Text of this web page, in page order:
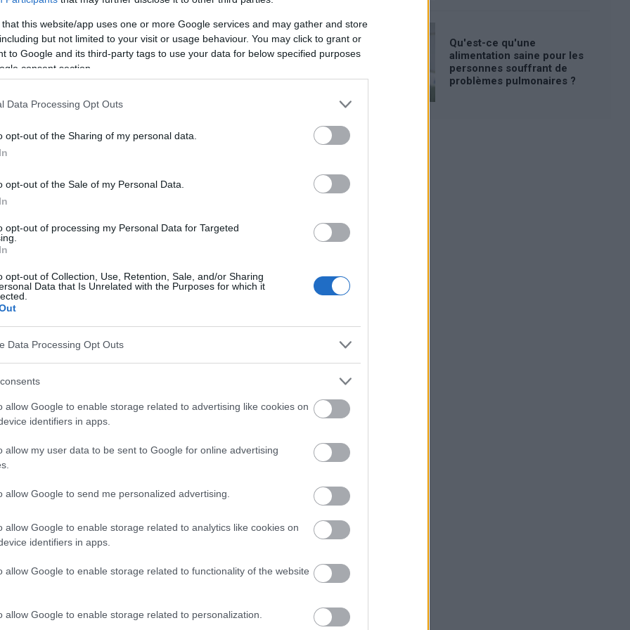
that this website/app uses one or more Google services and may gather and store
but not limited to your visit or usage behaviour. You may click to grant or
to Google and its third-party tags to use your data for below specified purposes
consent section.
Data Processing Opt Outs
opt-out of the Sharing of my personal data.
opt-out of the Sale of my Personal Data.
opt-out of processing my Personal Data for Targeted
opt-out of Collection, Use, Retention, Sale, and/or Sharing
Data that Is Unrelated with the Purposes for which it
Data Processing Opt Outs
allow Google to enable storage related to advertising like cookies on
identifiers in apps.
allow my user data to be sent to Google for online advertising
allow Google to send me personalized advertising.
allow Google to enable storage related to analytics like cookies on
identifiers in apps.
allow Google to enable storage related to functionality of the website
allow Google to enable storage related to personalization.
les personnes souffrant d'hypercholestérolémie
des cellules, à la production d'hormones et à
sanguine par les lipoprotéines. Il est
lipoprotéines, qui se divisent en lipoprotéines de
densité (HDL).
:
Qu'est-ce qu'une
alimentation saine pour les
personnes souffrant de
problèmes pulmonaires ?